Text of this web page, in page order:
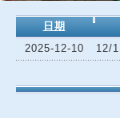
日期
2025-12-10
12/